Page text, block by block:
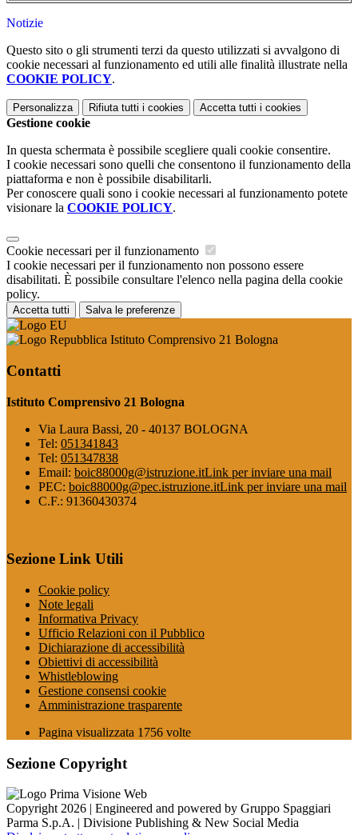
Notizie
Questo sito o gli strumenti terzi da questo utilizzati si avvalgono di
cookie necessari al funzionamento ed utili alle finalità illustrate nella
COOKIE POLICY.
Personalizza Rifiuta tutti i cookies Accetta tutti i cookies
Gestione cookie
In questa schermata è possibile scegliere quali cookie consentire.
I cookie necessari sono quelli che consentono il funzionamento della
piattaforma e non è possibile disabilitarli.
Per conoscere quali sono i cookie necessari al funzionamento potete
visionare la COOKIE POLICY.
Cookie necessari per il funzionamento
I cookie necessari per il funzionamento non possono essere
disabilitati. È possibile consultare l'elenco nella pagina della cookie
policy.
Accetta tutti Salva le preferenze
Istituto Comprensivo 21 Bologna
Contatti
Istituto Comprensivo 21 Bologna
Via Laura Bassi, 20 - 40137 BOLOGNA
Tel: 051341843
Tel: 051347838
Email: boic88000g@istruzione.itLink per inviare una mail
PEC: boic88000g@pec.istruzione.itLink per inviare una mail
C.F.: 91360430374
Sezione Link Utili
Cookie policy
Note legali
Informativa Privacy
Ufficio Relazioni con il Pubblico
Dichiarazione di accessibilità
Obiettivi di accessibilità
Whistleblowing
Gestione consensi cookie
Amministrazione trasparente
Pagina visualizzata 1756 volte
Sezione Copyright
Copyright 2026 | Engineered and powered by Gruppo Spaggiari
Parma S.p.A. | Divisione Publishing & New Social Media